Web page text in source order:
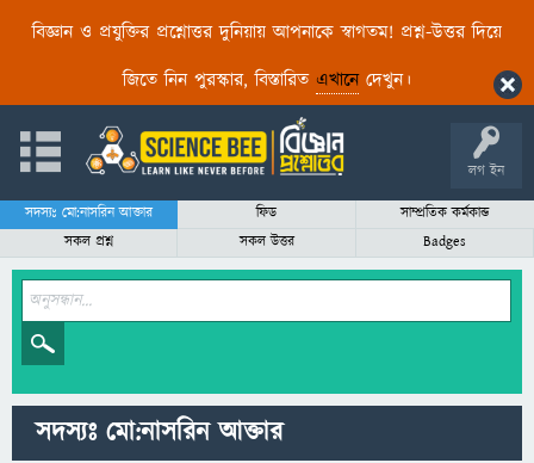
বিজ্ঞান ও প্রযুক্তির প্রশ্নোত্তর দুনিয়ায় আপনাকে স্বাগতম! প্রশ্ন-উত্তর দিয়ে
জিতে নিন পুরস্কার, বিস্তারিত এখানেদেখুন।
লগ ইন
সদস্যঃ মো:নাসরিন আক্তার ফিড
সাম্প্রতিক কর্মকান্ড
সকল প্রশ্ন
সকল উত্তর Badges
সদস্যঃ মো:নাসরিন আক্তার